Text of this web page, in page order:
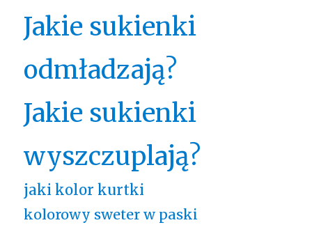
Jakie sukienki
odmładzają?
Jakie sukienki
wyszczuplają?
jaki kolor kurtki
kolorowy sweter w paski